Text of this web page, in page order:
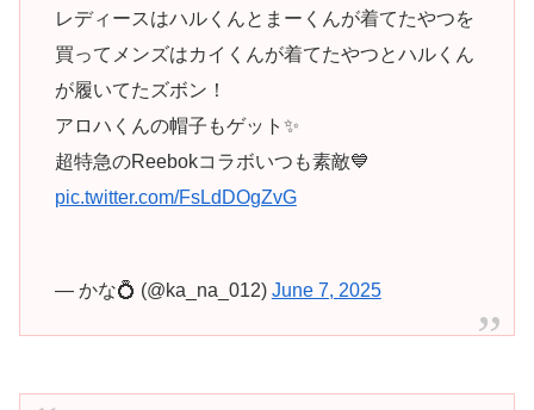
レディースはハルくんとまーくんが着てたやつを
買ってメンズはカイくんが着てたやつとハルくん
が履いてたズボン！
アロハくんの帽子もゲット✨️
超特急のReebokコラボいつも素敵💙
pic.twitter.com/FsLdDOgZvG
— かな💍 (@ka_na_012) June 7, 2025